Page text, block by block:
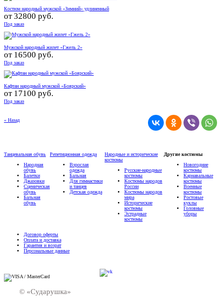
Костюм народный мужской «Зимний» удлиненный
от32800 руб.
Под заказ
Мужской народный жилет «Гжель 2»
от 16500 руб.
Под заказ
Кафтан народный мужской «Боярский»
от 17100 руб.
Под заказ
« Назад
Танцевальная обувь
Народная
обувь
Балетки
Джазовки
Сценическая
обувь
Бальная
обувь
Репетиционная одежда
Взрослая
одежда
Бальная
Для гимнастики
и танцев
Детская одежда
Народные и исторические
костюмы
Русские-народные
костюмы
Костюмы народов
России
Костюмы народов
мира
Исторические
костюмы
Эстрадные
костюмы
Другие костюмы
Новогодние
костюмы
Карнавальные
костюмы
Военные
костюмы
Ростовые
куклы
Головные
уборы
Договор оферты
Оплата и доставка
Гарантия и возрат
Персональные данные
© «Сударушка»